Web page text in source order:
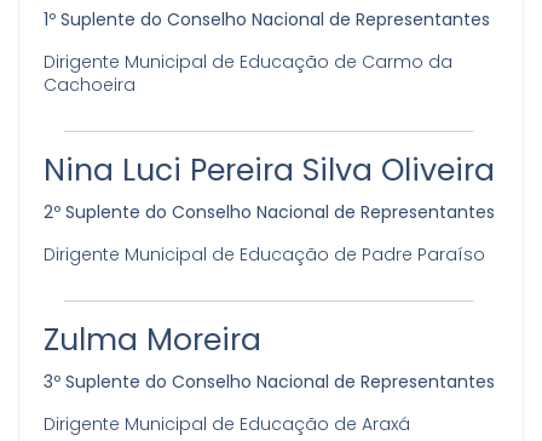
1º Suplente do Conselho Nacional de Representantes
Dirigente Municipal de Educação de Carmo da
Cachoeira
Nina Luci Pereira Silva Oliveira
2º Suplente do Conselho Nacional de Representantes
Dirigente Municipal de Educação de Padre Paraíso
Zulma Moreira
3º Suplente do Conselho Nacional de Representantes
Dirigente Municipal de Educação de Araxá